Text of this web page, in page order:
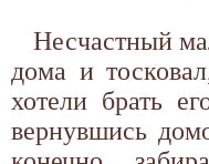
Несчастный
дома и
хотели брать
вернувшись